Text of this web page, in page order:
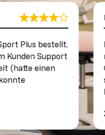
Plus bestellt.
Kunden Support
(hatte einen